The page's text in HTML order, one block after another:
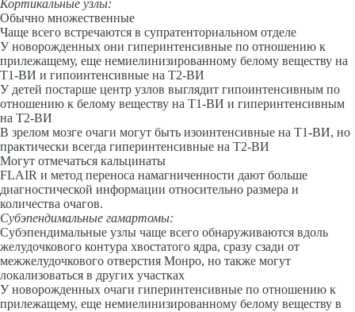
Кортикальные узлы:
Обычно множественные
Чаще всего встречаются в супратенториальном отделе
У новорожденных они гиперинтенсивные по отношению к
прилежащему, еще немиелинизированному белому ве­ществу на
Т1-ВИ и гипоинтенсивные на Т2-ВИ
У детей постарше центр узлов выглядит гипоинтенсивным по
отношению к белому веществу на Т1-ВИ и гиперинтенсивным
на Т2-ВИ
В зрелом мозге очаги могут быть изоинтенсивные на Т1-ВИ, но
практически всегда гиперинтенсивные на Т2-ВИ
Могут отмечаться кальцинаты
FLAIR и метод переноса на­магниченности дают больше
диагностической информации относительно размера и
количества очагов.
Субэпендимальные гамартомы:
Субэпендимальные узлы чаще всего об­наруживаются вдоль
желудочкового контура хвостатого ядра, сразу сзади от
межжелудочкового отверстия Монро, но также могут
локализоваться в других участках
У новорожденных очаги гиперинтенсивные по отно­шению к
прилежащему, еще немиелинизированному белому веществу в